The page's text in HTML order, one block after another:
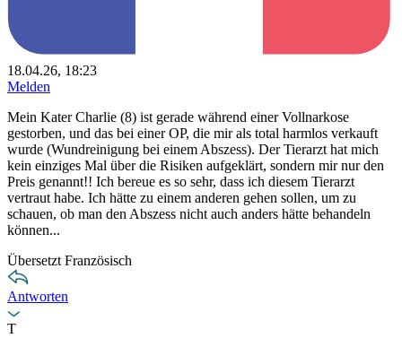
18.04.26, 18:23
Melden
Mein Kater Charlie (8) ist gerade während einer Vollnarkose
gestorben, und das bei einer OP, die mir als total harmlos verkauft
wurde (Wundreinigung bei einem Abszess). Der Tierarzt hat mich
kein einziges Mal über die Risiken aufgeklärt, sondern mir nur den
Preis genannt!! Ich bereue es so sehr, dass ich diesem Tierarzt
vertraut habe. Ich hätte zu einem anderen gehen sollen, um zu
schauen, ob man den Abszess nicht auch anders hätte behandeln
können...
Übersetzt Französisch
Antworten
T